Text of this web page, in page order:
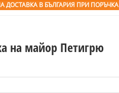
ДОСТАВКА В БЪЛГАРИЯ ПРИ ПОРЪЧКА
на майор Петигрю